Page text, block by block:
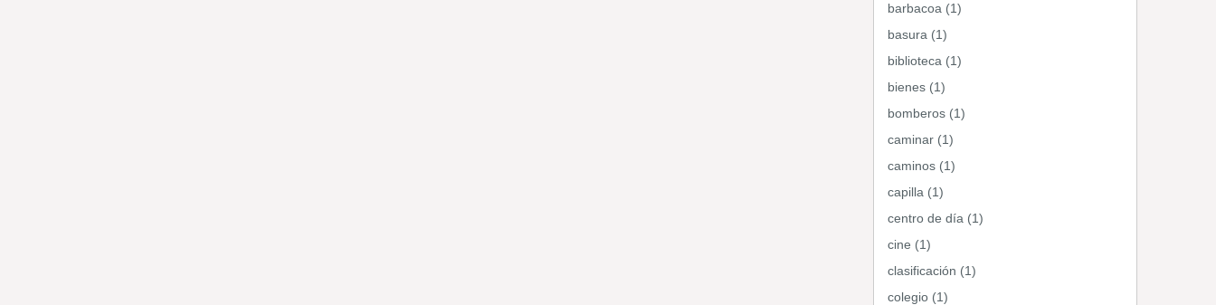
barbacoa (1)
basura (1)
biblioteca (1)
bienes (1)
bomberos (1)
caminar (1)
caminos (1)
capilla (1)
centro de día (1)
cine (1)
clasificación (1)
colegio (1)